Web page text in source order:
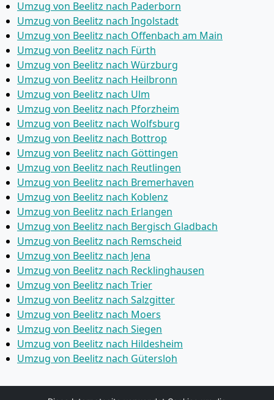
Umzug von Beelitz nach Paderborn
Umzug von Beelitz nach Ingolstadt
Umzug von Beelitz nach Offenbach am Main
Umzug von Beelitz nach Fürth
Umzug von Beelitz nach Würzburg
Umzug von Beelitz nach Heilbronn
Umzug von Beelitz nach Ulm
Umzug von Beelitz nach Pforzheim
Umzug von Beelitz nach Wolfsburg
Umzug von Beelitz nach Bottrop
Umzug von Beelitz nach Göttingen
Umzug von Beelitz nach Reutlingen
Umzug von Beelitz nach Bremer­haven
Umzug von Beelitz nach Koblenz
Umzug von Beelitz nach Erlangen
Umzug von Beelitz nach Bergisch Gladbach
Umzug von Beelitz nach Remscheid
Umzug von Beelitz nach Jena
Umzug von Beelitz nach Recklinghausen
Umzug von Beelitz nach Trier
Umzug von Beelitz nach Salzgitter
Umzug von Beelitz nach Moers
Umzug von Beelitz nach Siegen
Umzug von Beelitz nach Hildesheim
Umzug von Beelitz nach Gütersloh